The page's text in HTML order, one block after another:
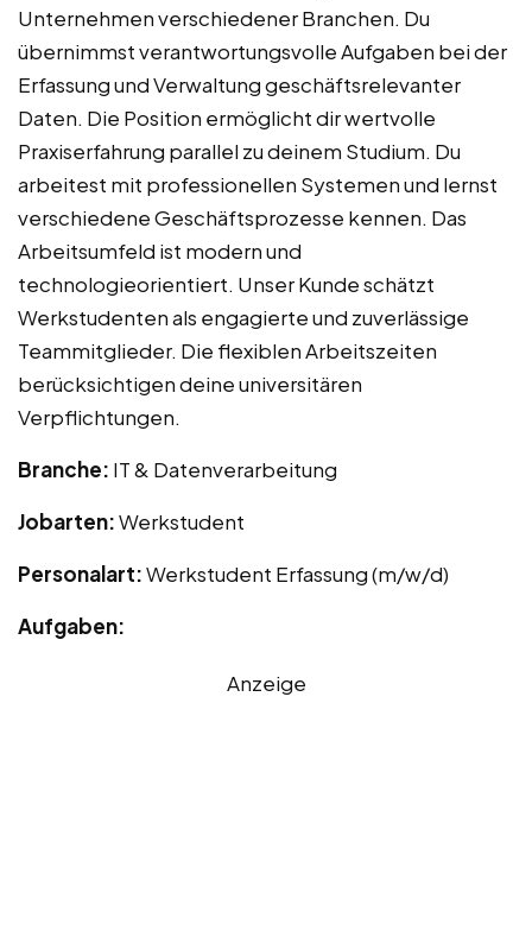
Unternehmen verschiedener Branchen. Du
übernimmst verantwortungsvolle Aufgaben bei der
Erfassung und Verwaltung geschäftsrelevanter
Daten. Die Position ermöglicht dir wertvolle
Praxiserfahrung parallel zu deinem Studium. Du
arbeitest mit professionellen Systemen und lernst
verschiedene Geschäftsprozesse kennen. Das
Arbeitsumfeld ist modern und
technologieorientiert. Unser Kunde schätzt
Werkstudenten als engagierte und zuverlässige
Teammitglieder. Die flexiblen Arbeitszeiten
berücksichtigen deine universitären
Verpflichtungen.
Branche: IT & Datenverarbeitung
Jobarten:Werkstudent
Personalart:Werkstudent Erfassung (m/w/d)
Aufgaben:
Anzeige